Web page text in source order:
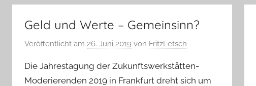
Geld und Werte – Gemeinsinn?
Veröffentlicht am 26. Juni 2019 von FritzLetsch
Die Jahrestagung der Zukunftswerkstätten-
Moderierenden 2019 in Frankfurt dreht sich um